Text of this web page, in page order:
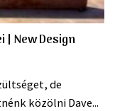
New Design
de
közölni Dave...